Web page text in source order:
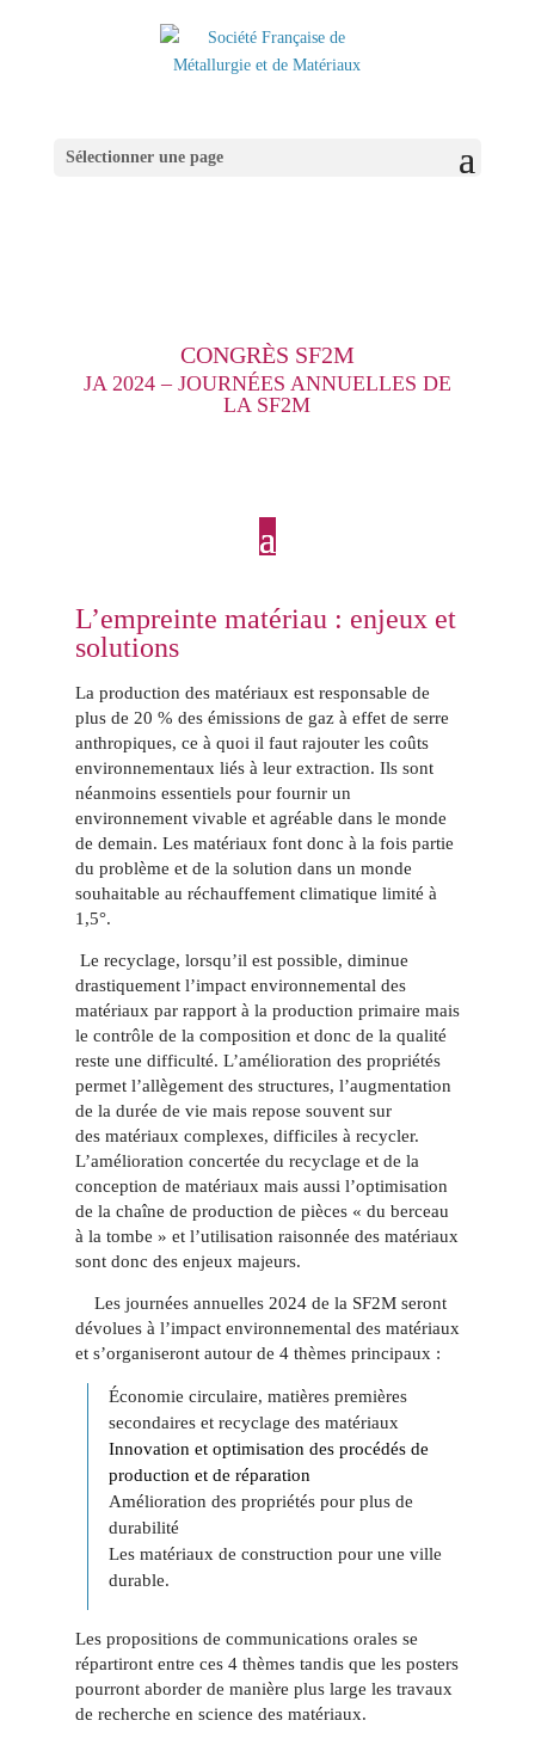
Sélectionner une page
CONGRÈS SF2M
JA 2024 – JOURNÉES ANNUELLES DE
LA SF2M
L’empreinte matériau : enjeux et
solutions
La production des matériaux est responsable de
plus de 20 % des émissions de gaz à effet de serre
anthropiques, ce à quoi il faut rajouter les coûts
environnementaux liés à leur extraction. Ils sont
néanmoins essentiels pour fournir un
environnement vivable et agréable dans le monde
de demain. Les matériaux font donc à la fois partie
du problème et de la solution dans un monde
souhaitable au réchauffement climatique limité à
1,5°.
Le recyclage, lorsqu’il est possible, diminue
drastiquement l’impact environnemental des
matériaux par rapport à la production primaire mais
le contrôle de la composition et donc de la qualité
reste une difficulté. L’amélioration des propriétés
permet l’allègement des structures, l’augmentation
de la durée de vie mais repose souvent sur
des matériaux complexes, difficiles à recycler.
L’amélioration concertée du recyclage et de la
conception de matériaux mais aussi l’optimisation
de la chaîne de production de pièces « du berceau
à la tombe » et l’utilisation raisonnée des matériaux
sont donc des enjeux majeurs.
Les journées annuelles 2024 de la SF2M seront
dévolues à l’impact environnemental des matériaux
et s’organiseront autour de 4 thèmes principaux :
Économie circulaire, matières premières
secondaires et recyclage des matériaux
Innovation et optimisation des procédés de
production et de réparation
Amélioration des propriétés pour plus de
durabilité
Les matériaux de construction pour une ville
durable.
Les propositions de communications orales se
répartiront entre ces 4 thèmes tandis que les posters
pourront aborder de manière plus large les travaux
de recherche en science des matériaux.